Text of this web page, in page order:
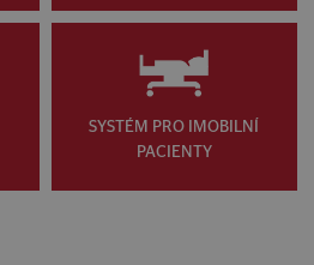
SYSTÉM PRO IMOBILNÍ
PACIENTY